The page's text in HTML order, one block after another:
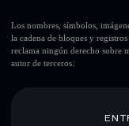
Los nombres, símbolos,
la cadena de bloques y
reclama ningún derecho sobre
autor de terceros.